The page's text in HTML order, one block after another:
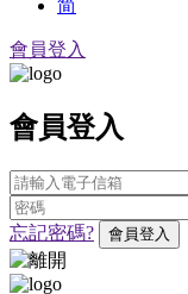
简
會員登入
會員登入
忘記密碼? 會員登入